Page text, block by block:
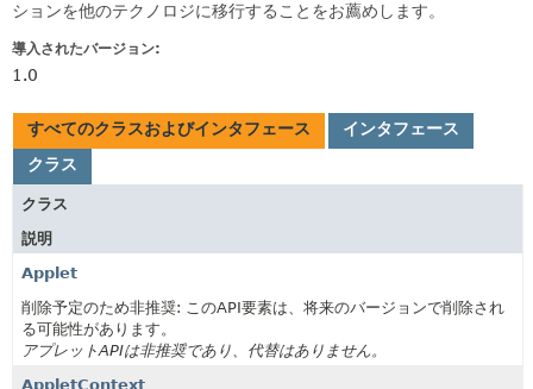
ションを他のテクノロジに移行することをお薦めします。
導入されたバージョン:
1.0
すべてのクラスおよびインタフェース
インタフェース
クラス
クラス
説明
Applet
削除予定のため非推奨: このAPI要素は、将来のバージョンで削除され
る可能性があります。
アプレットAPIは非推奨であり、代替はありません。
AppletContext